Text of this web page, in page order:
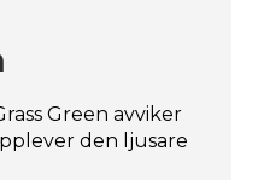
Green avviker
den ljusare